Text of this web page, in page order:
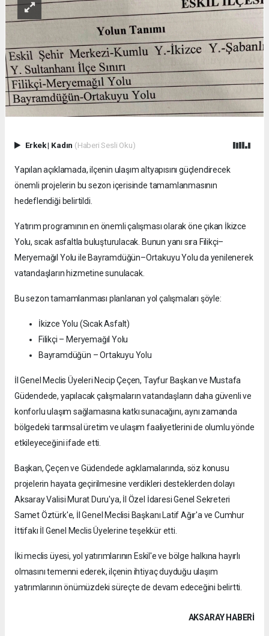
Erkek| Kadın (Haberi Sesli Oku)
Yapılan açıklamada, ilçenin ulaşım altyapısını güçlendirecek
önemli projelerin bu sezon içerisinde tamamlanmasının
hedeflendiği belirtildi.
Yatırım programının en önemli çalışması olarak öne çıkan İkizce
Yolu, sıcak asfaltla buluşturulacak. Bunun yanı sıra Filikçi–
Meryemağıl Yolu ile Bayramdüğün–Ortakuyu Yolu da yenilenerek
vatandaşların hizmetine sunulacak.
Bu sezon tamamlanması planlanan yol çalışmaları şöyle:
İkizce Yolu (Sıcak Asfalt)
Filikçi – Meryemağıl Yolu
Bayramdüğün – Ortakuyu Yolu
İl Genel Meclis Üyeleri Necip Çeçen, Tayfur Başkan ve Mustafa
Güdendede, yapılacak çalışmaların vatandaşların daha güvenli ve
konforlu ulaşım sağlamasına katkı sunacağını, aynı zamanda
bölgedeki tarımsal üretim ve ulaşım faaliyetlerini de olumlu yönde
etkileyeceğini ifade etti.
Başkan, Çeçen ve Güdendede açıklamalarında, söz konusu
projelerin hayata geçirilmesine verdikleri desteklerden dolayı
Aksaray Valisi Murat Duru'ya, İl Özel İdaresi Genel Sekreteri
Samet Öztürk'e, İl Genel Meclisi Başkanı Latif Ağır'a ve Cumhur
İttifakı İl Genel Meclis Üyelerine teşekkür etti.
İki meclis üyesi, yol yatırımlarının Eskil'e ve bölge halkına hayırlı
olmasını temenni ederek, ilçenin ihtiyaç duyduğu ulaşım
yatırımlarının önümüzdeki süreçte de devam edeceğini belirtti.
AKSARAY HABERİ